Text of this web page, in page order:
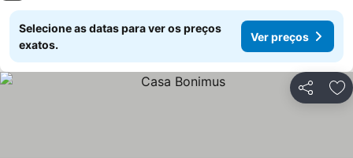
Selecione as datas para ver os preços
exatos.
Ver preços
Partilhar